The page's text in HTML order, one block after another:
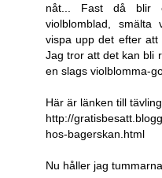
nåt... Fast då blir
violblomblad, smälta
vispa upp det efter att
Jag tror att det kan bli
en slags violblomma-
Här är länken till
http://
hos-bagerskan.html
Nu håller jag